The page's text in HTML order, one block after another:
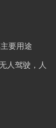
要用途
人驾驶，人